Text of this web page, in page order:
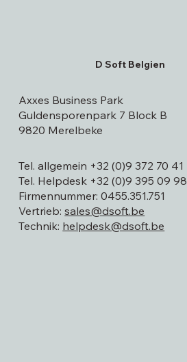
D Soft Belgien
Axxes Business Park
Guldensporenpark 7 Block B
9820 Merelbeke
Tel. allgemein +32 (0)9 372 70 41
Tel. Helpdesk +32 (0)9 395 09 98
Firmennummer: 0455.351.751
Vertrieb:sales@dsoft.be
Technik: helpdesk@dsoft.be